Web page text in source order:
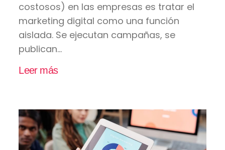
costosos) en las empresas es tratar el
marketing digital como una función
aislada. Se ejecutan campañas, se
publican...
Leer más